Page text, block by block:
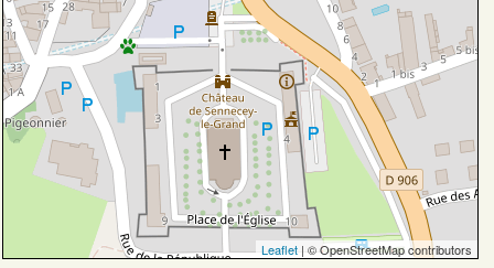
Leaflet | © OpenStreetMap contributors